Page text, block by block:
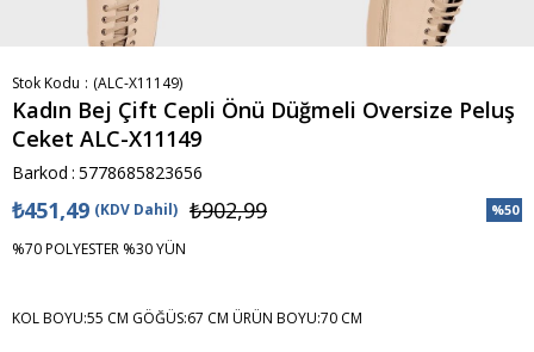
Stok Kodu (ALC-X11149)
Kadın Bej Çift Cepli Önü Düğmeli Oversize Peluş
Ceket ALC-X11149
Barkod : 5778685823656
%50
₺902,99
₺451,49 (KDV Dahil)
%70 POLYESTER %30 YÜN
KOL BOYU:55 CM GÖĞÜS:67 CM ÜRÜN BOYU:70 CM